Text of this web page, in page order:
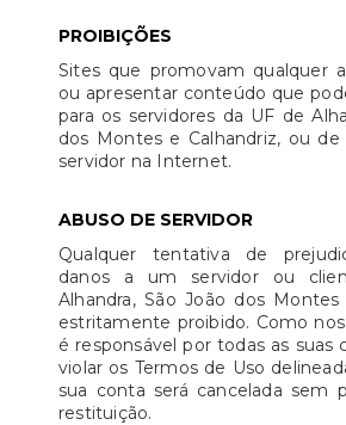
PROIBIÇÕES
Sites que promovam qualquer
ou apresentar conteúdo que
para os servidores da UF de
dos Montes e Calhandriz, ou
servidor na Internet.
ABUSO DE SERVIDOR
Qualquer tentativa de
danos a um servidor ou
Alhandra, São João dos
estritamente proibido. Como
é responsável por todas as suas
violar os Termos de Uso
sua conta será cancelada sem
restituição.